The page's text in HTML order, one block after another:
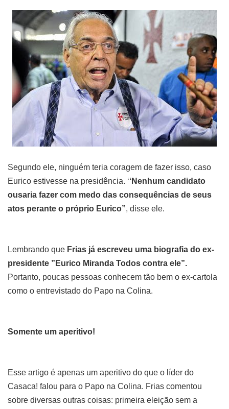
Segundo ele, ninguém teria coragem de fazer isso, caso
Eurico estivesse na presidência. ‘‘Nenhum candidato
ousaria fazer com medo das consequências de seus
atos perante o próprio Eurico”, disse ele.
Lembrando que Frias já escreveu uma biografia do ex-
presidente ”Eurico Miranda Todos contra ele”.
Portanto, poucas pessoas conhecem tão bem o ex-cartola
como o entrevistado do Papo na Colina.
Somente um aperitivo!
Esse artigo é apenas um aperitivo do que o líder do
Casaca! falou para o Papo na Colina. Frias comentou
sobre diversas outras coisas: primeira eleição sem a